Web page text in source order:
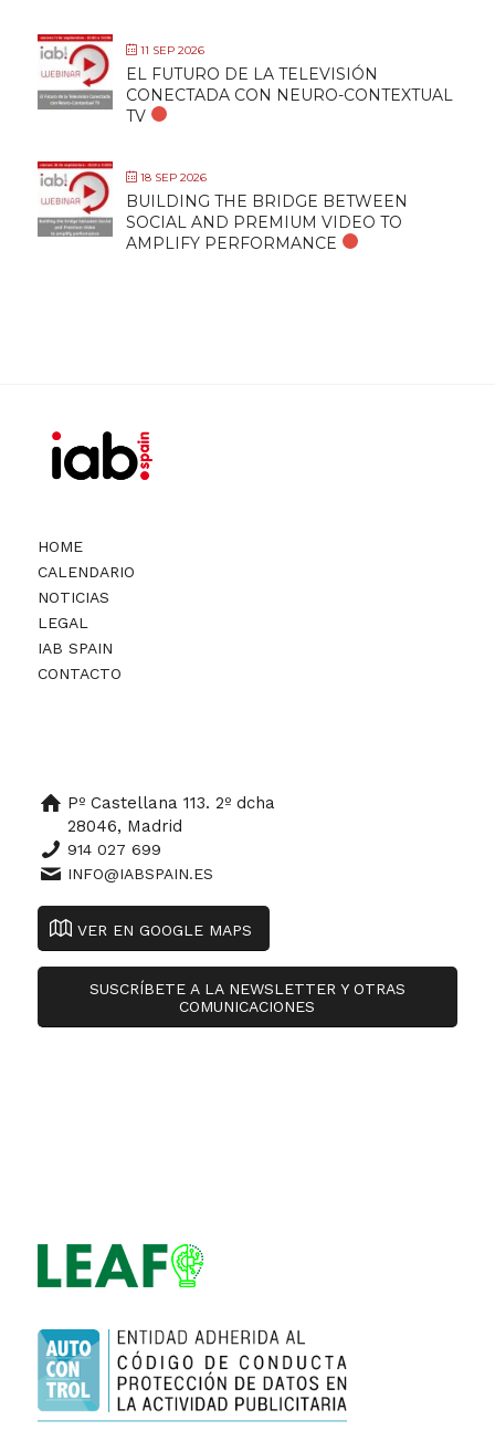
11 SEP 2026
EL FUTURO DE LA TELEVISIÓN
CONECTADA CON NEURO-CONTEXTUAL
TV
18 SEP 2026
BUILDING THE BRIDGE BETWEEN
SOCIAL AND PREMIUM VIDEO TO
AMPLIFY PERFORMANCE
HOME
CALENDARIO
NOTICIAS
LEGAL
IAB SPAIN
CONTACTO
Pº Castellana 113. 2º dcha
28046, Madrid
914 027 699
INFO@IABSPAIN.ES
VER EN GOOGLE MAPS
SUSCRÍBETE A LA NEWSLETTER Y OTRAS
COMUNICACIONES